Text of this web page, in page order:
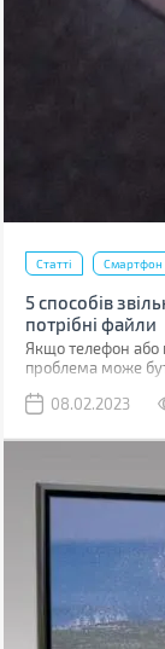
Статті Смартфон
5 способів
потрібні файли
Якщо телефон або
проблема може
08.02.2023